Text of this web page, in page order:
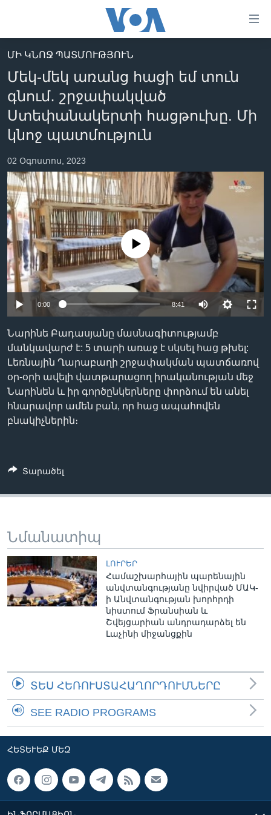
հիմնական
բովանդակությանը
անցնել
հիմնական
բովանդակությանը
հիմնական
ԼՈՒՐԵՐ
ՍՓՅՈՒՌՔ
ՏԵՍԱՆՅՈՒԹԵՐ
ՖԻԼՄԵՐ
IN ENGLISH
ՄԵՐ ՄԱՍԻՆ
ՄԵՐ ՄԱՍԻՆ
«ԱՄԵՐԻԿԱՅԻ ՁԱՅՆ»-Ի ԿԱՆՈՆԱԴՐՈՒԹՅՈՒՆ
ԿԱՊ ՄԵԶ ՀԵՏ
ՈՒԿՐԱԻՆԱԿԱՆ ՊԱՏԵՐԱԶՄ
Learning English
ՀԵՏԵՒԵՔ ՄԵԶ
Լեզուներ
ՄԻ ԿՆՈՋ ՊԱՏՄՈՒԹՅՈՒՆ
Մեկ-մեկ առանց հացի եմ տուն
գնում․ շրջափակված
Ստեփանակերտի հացթուխը. Մի
կնոջ պատմություն
02 Օգոստոս, 2023
No media source currently available
0:00 8:41
Նարինե Բադասյանը մասնագիտությամբ
մանկավարժ է: 5 տարի առաջ է սկսել հաց թխել:
Լեռնային Ղարաբաղի շրջափակման պատճառով
օր-օրի ավելի վատթարացող իրականության մեջ
Նարինեն և իր գործընկերները փորձում են անել
հնարավոր ամեն բան, որ հաց ապահովեն
բնակիչներին։
Տարածել
Նմանատիպ
ԼՈՒՐԵՐ
Համաշխարհային պարենային
անվտանգությանը նվիրված ՄԱԿ-
ի Անվտանգության խորհրդի
նիստում Ֆրանսիան և
Շվեյցարիան անդրադարձել են
Լաչինի միջանցքին
ՏԵՍ ՀԵՌՈՒՍՏԱՀԱՂՈՐԴՈՒՄՆԵՐԸ
SEE RADIO PROGRAMS
ՀԵՏԵՒԵՔ ՄԵԶ